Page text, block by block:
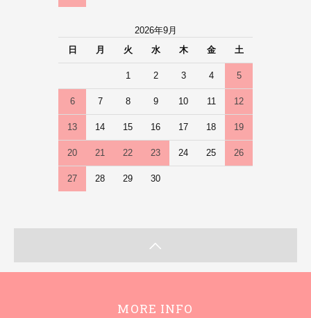
2026年9月
日
月 火 水 木 金 土
1 2 3 4 5
6 7 8 9 10 11 12
13 14 15 16 17 18 19
20 21 22 23 24 25 26
27 28 29 30
MORE INFO